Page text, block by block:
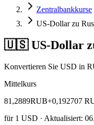
Zentralbankkurse
US-Dollar zu
🇺🇸 US-Dollar
Konvertieren Sie USD in
Mittelkurs
81,2889RUB+0,192707
für1 USD · Aktualisiert: